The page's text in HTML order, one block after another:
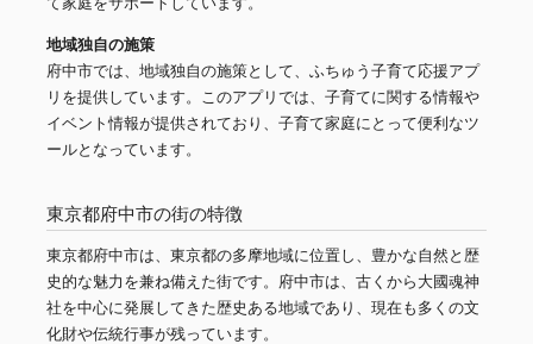
地域独自の施策
府中市では、地域独自の施策として、ふちゅう子育て応援アプ
リを提供しています。このアプリでは、子育てに関する情報や
イベント情報が提供されており、子育て家庭にとって便利なツ
ールとなっています。
東京都府中市の街の特徴
東京都府中市は、東京都の多摩地域に位置し、豊かな自然と歴
史的な魅力を兼ね備えた街です。府中市は、古くから大國魂神
社を中心に発展してきた歴史ある地域であり、現在も多くの文
化財や伝統行事が残っています。